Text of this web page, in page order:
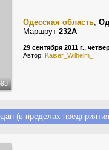
Одесская область,
Маршрут 232А
29 сентября 2011 г.,
Автор: Kaiser_Wilhelm_II
(в пределах